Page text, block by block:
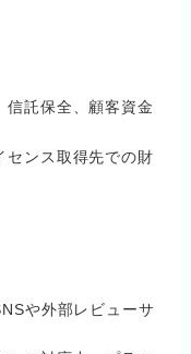
信託保全、顧客資金
センス取得先での財
や外部レビューサ